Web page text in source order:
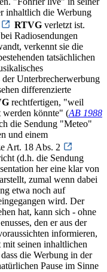
inhaltlich die Werbung
RTVG verletzt ist.
Radiosendungen
verkennt sie die
tatsächlichen
Unterbrecherwerbung
differenzierte
rechtfertigen, "weil
werden könnte" (AB 1988
die Sendung "Meteo"
und einem
Art. 18 Abs. 2
(d.h. die Sendung
her eine klar von
zumal wenn dabei
etwa noch auf
wird. Der
hat, kann sich - ohne
den er aus der
informieren,
mit seinen inhaltlichen
die Werbung in der
Pause im Sinne